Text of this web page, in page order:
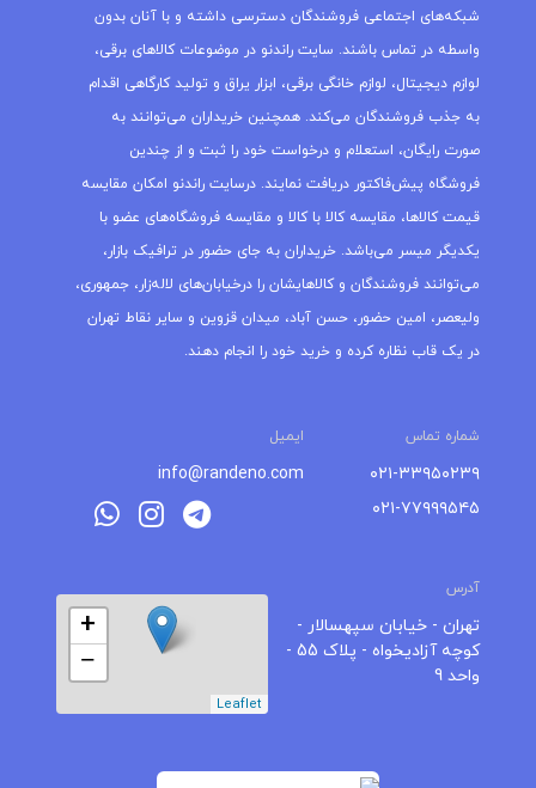
شبکه‌های اجتماعی فروشندگان دسترسی داشته و با آنان بدون
واسطه در تماس باشند. سایت راندنو در موضوعات کالاهای برقی،
لوازم دیجیتال، لوازم خانگی برقی، ابزار یراق و تولید کارگاهی اقدام
به جذب فروشندگان می‌کند. همچنین خریداران می‌توانند به
صورت رایگان، استعلام و درخواست خود را ثبت و از چندین
فروشگاه پیش‌فاکتور دریافت نمایند. درسایت راندنو امکان مقایسه
قیمت کالاها، مقایسه کالا با کالا و مقایسه فروشگاه‌های عضو با
یکدیگر میسر می‌باشد. خریداران به جای حضور در ترافیک بازار،
می‌توانند فروشندگان و کالاهایشان را درخیابان‌های لاله‌زار، جمهوری،
ولیعصر، امین حضور، حسن آباد، میدان قزوین و سایر نقاط تهران
در یک قاب نظاره کرده و خرید خود را انجام دهند.
شماره تماس ایمیل
۰۲۱-۳۳۹۵۰۲۳۹
۰۲۱-۷۷۹۹۹۵۴۵
info@randeno.com
آدرس
تهران - خیابان سپهسالار -
کوچه آزادیخواه - پلاک 55 -
واحد 9
+
−
Leaflet